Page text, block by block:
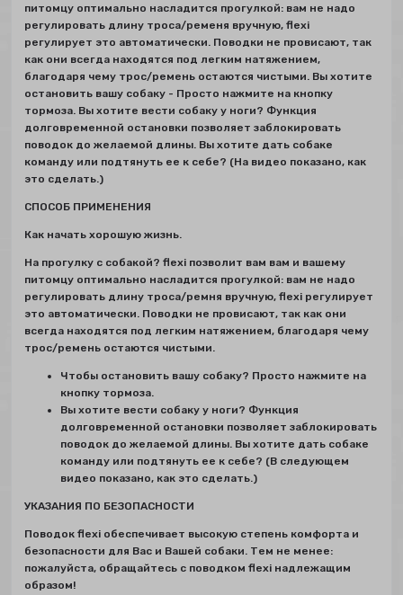
питомцу оптимально насладится прогулкой: вам не надо
регулировать длину троса/ременя вручную, flexi
регулирует это автоматически. Поводки не провисают, так
как они всегда находятся под легким натяжением,
благодаря чему трос/ремень остаются чистыми. Вы хотите
остановить вашу собаку - Просто нажмите на кнопку
тормоза. Вы хотите вести собаку у ноги? Функция
долговременной остановки позволяет заблокировать
поводок до желаемой длины. Вы хотите дать собаке
команду или подтянуть ее к себе? (На видео показано, как
это сделать.)
СПОСОБ ПРИМЕНЕНИЯ
Как начать хорошую жизнь.
Hа прогулку с собакой? flexi позволит вам вам и вашему
питомцу оптимально насладится прогулкой: вам не надо
регулировать длину троса/ремня вручную, flexi регулирует
это автоматически. Поводки не провисают, так как они
всегда находятся под легким натяжением, благодаря чему
трос/ремень остаются чистыми.
Чтобы остановить вашу собаку? Просто нажмите на
кнопку тормоза.
Вы хотите вести собаку у ноги? Функция
долговременной остановки позволяет заблокировать
поводок до желаемой длины. Вы хотите дать собаке
команду или подтянуть ее к себе? (В следующем
видео показано, как это сделать.)
УКАЗАНИЯ ПО БЕЗОПАСНОСТИ
Поводок flexi обеспечивает высокую степень комфорта и
безопасности для Вас и Вашей собаки. Тем не менее:
пожалуйста, обращайтесь с поводком flexi надлежащим
образом!